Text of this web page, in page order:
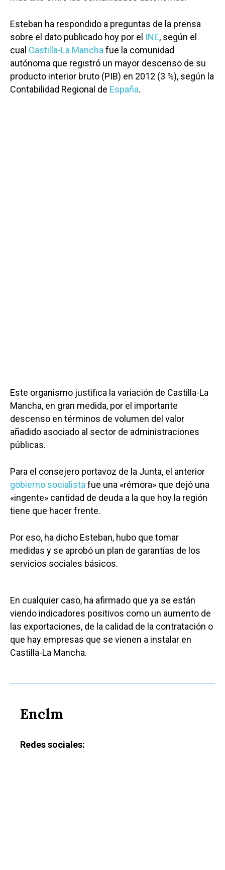
Esteban ha respondido a preguntas de la prensa
sobre el dato publicado hoy por el INE, según el
cual Castilla-La Mancha fue la comunidad
autónoma que registró un mayor descenso de su
producto interior bruto (PIB) en 2012 (3 %), según la
Contabilidad Regional de España.
Este organismo justifica la variación de Castilla-La
Mancha, en gran medida, por el importante
descenso en términos de volumen del valor
añadido asociado al sector de administraciones
públicas.
Para el consejero portavoz de la Junta, el anterior
gobierno socialista fue una «rémora» que dejó una
«ingente» cantidad de deuda a la que hoy la región
tiene que hacer frente.
Por eso, ha dicho Esteban, hubo que tomar
medidas y se aprobó un plan de garantías de los
servicios sociales básicos.
En cualquier caso, ha afirmado que ya se están
viendo indicadores positivos como un aumento de
las exportaciones, de la calidad de la contratación o
que hay empresas que se vienen a instalar en
Castilla-La Mancha.
Enclm
Redes sociales: